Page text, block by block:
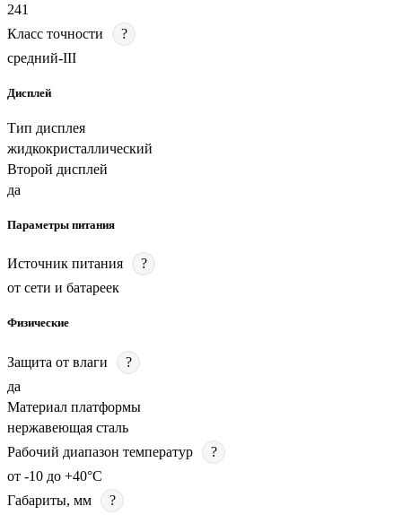
241
Класс точности
?
средний-III
Дисплей
Тип дисплея
жидкокристаллический
Второй дисплей
да
Параметры питания
Источник питания
?
от сети и батареек
Физические
Защита от влаги
?
да
Материал платформы
нержавеющая сталь
Рабочий диапазон температур
?
от -10 до +40°C
Габариты, мм
?